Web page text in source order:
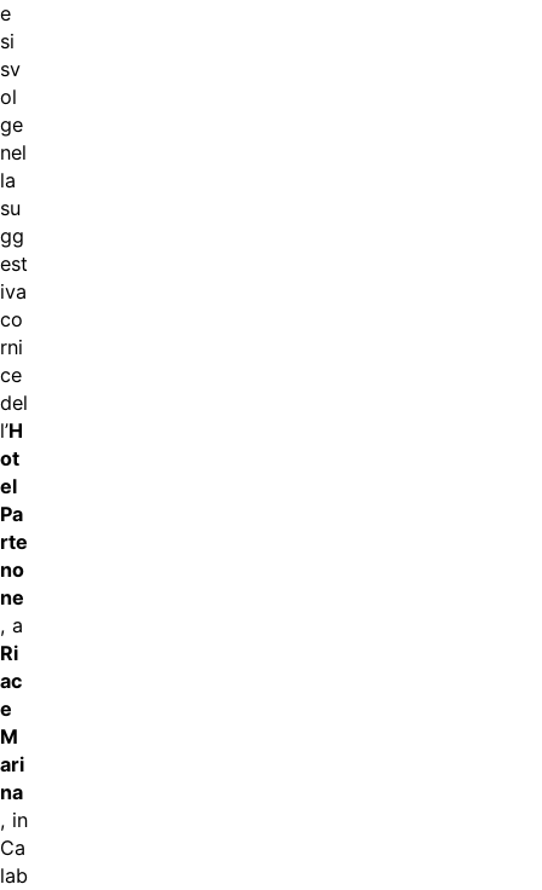
e
si
sv
ol
ge
nel
la
su
gg
est
iva
co
rni
ce
del
l’H
ot
el
Pa
rte
no
ne
, a
Ri
ac
e
M
ari
na
, in
Ca
lab